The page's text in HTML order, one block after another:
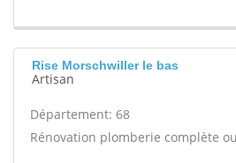
Rise Morschwiller le bas
Artisan
Département: 68
Rénovation plomberie complète